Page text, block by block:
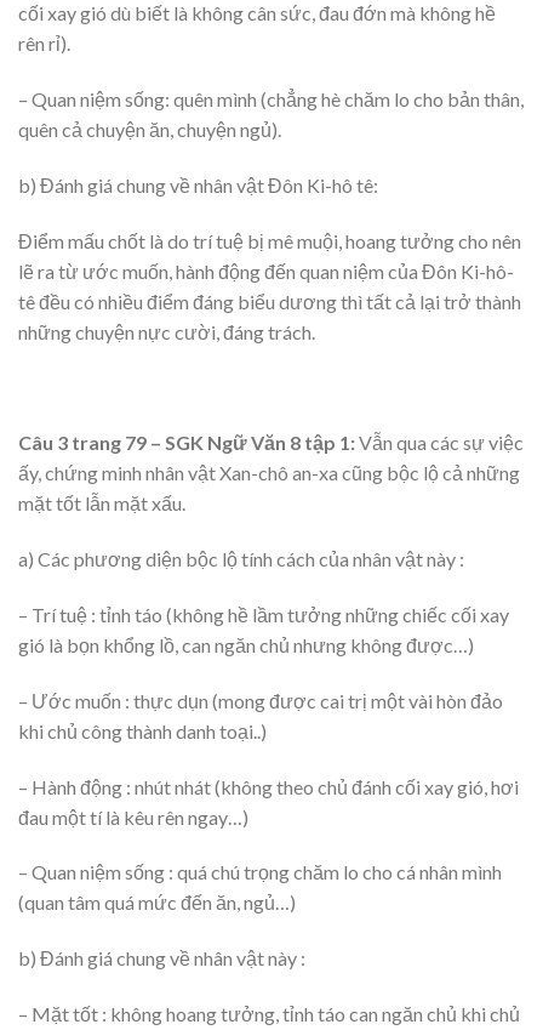
cối xay gió dù biết là không cân sức, đau đớn mà không hề
rên rỉ).
– Quan niệm sống: quên mình (chẳng hè chăm lo cho bản thân,
quên cả chuyện ăn, chuyện ngủ).
b) Đánh giá chung về nhân vật Đôn Ki-hô tê:
Điểm mấu chốt là do trí tuệ bị mê muội, hoang tưởng cho nên
lẽ ra từ ước muốn, hành động đến quan niệm của Đôn Ki-hô-
tê đều có nhiều điểm đáng biểu dương thì tất cả lại trở thành
những chuyện nực cười, đáng trách.
Câu 3 trang 79 – SGK Ngữ Văn 8 tập 1:Vẫn qua các sự việc
ấy, chứng minh nhân vật Xan-chô an-xa cũng bộc lộ cả những
mặt tốt lẫn mặt xấu.
a) Các phương diện bộc lộ tính cách của nhân vật này :
– Trí tuệ : tỉnh táo (không hề lầm tưởng những chiếc cối xay
gió là bọn khổng lồ, can ngăn chủ nhưng không được…)
– Ước muốn : thực dụn (mong được cai trị một vài hòn đảo
khi chủ công thành danh toại..)
– Hành động : nhút nhát (không theo chủ đánh cối xay gió, hơi
đau một tí là kêu rên ngay…)
– Quan niệm sống : quá chú trọng chăm lo cho cá nhân mình
(quan tâm quá mức đến ăn, ngủ…)
b) Đánh giá chung về nhân vật này :
– Mặt tốt : không hoang tưởng, tỉnh táo can ngăn chủ khi chủ